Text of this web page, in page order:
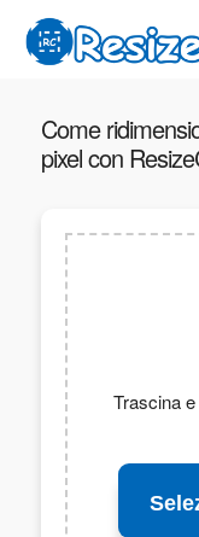
Come
pixel con
Trascina